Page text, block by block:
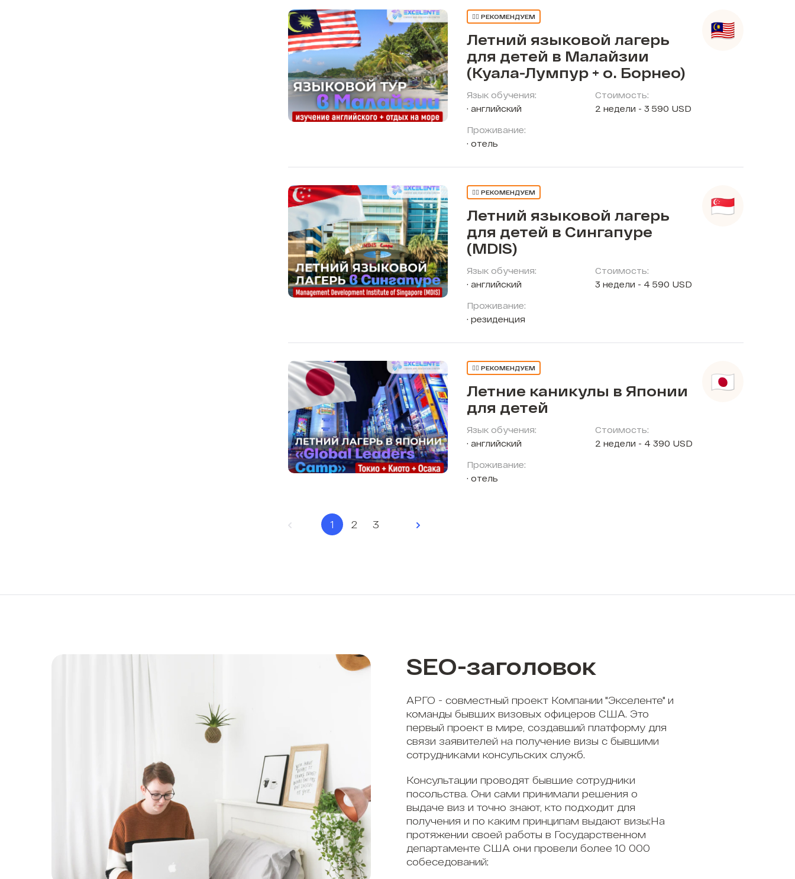
👍🏼 РЕКОМЕНДУЕМ
Летний языковой лагерь
для детей в Малайзии
(Куала-Лумпур + о. Борнео)
Язык обучения:
английский
Проживание:
отель
Стоимость:
2 недели - 3 590 USD
👍🏼 РЕКОМЕНДУЕМ
Летний языковой лагерь
для детей в Сингапуре
(MDIS)
Язык обучения:
английский
Проживание:
резиденция
Стоимость:
3 недели - 4 590 USD
👍🏼 РЕКОМЕНДУЕМ
Летние каникулы в Японии
для детей
Язык обучения:
английский
Проживание:
отель
Стоимость:
2 недели - 4 390 USD
1 2 3
SEO-заголовок
АРГО - совместный проект Компании "Экселенте" и
команды бывших визовых офицеров США. Это
первый проект в мире, создавший платформу для
связи заявителей на получение визы с бывшими
сотрудниками консульских служб.
Консультации проводят бывшие сотрудники
посольства. Они сами принимали решения о
выдаче виз и точно знают, кто подходит для
получения и по каким принципам выдают визы;На
протяжении своей работы в Государственном
департаменте США они провели более 10 000
собеседований;